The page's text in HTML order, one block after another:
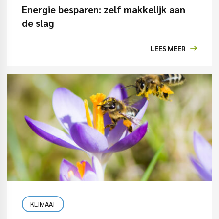
Energie besparen: zelf makkelijk aan
de slag
LEES MEER
KLIMAAT